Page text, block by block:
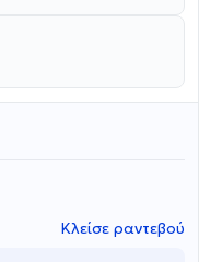
Κλείσε ραντεβού